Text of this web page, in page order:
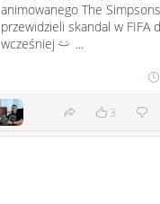
animowanego The Simpsons
przewidzieli skandal w FIFA
wcześniej
:) ...
3